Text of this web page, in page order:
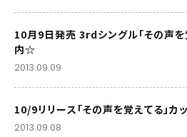
10月9日発売 3rdシングル「その声を
内☆
2013.09.09
10/9リリース「その声を覚えてる」
2013.09.08